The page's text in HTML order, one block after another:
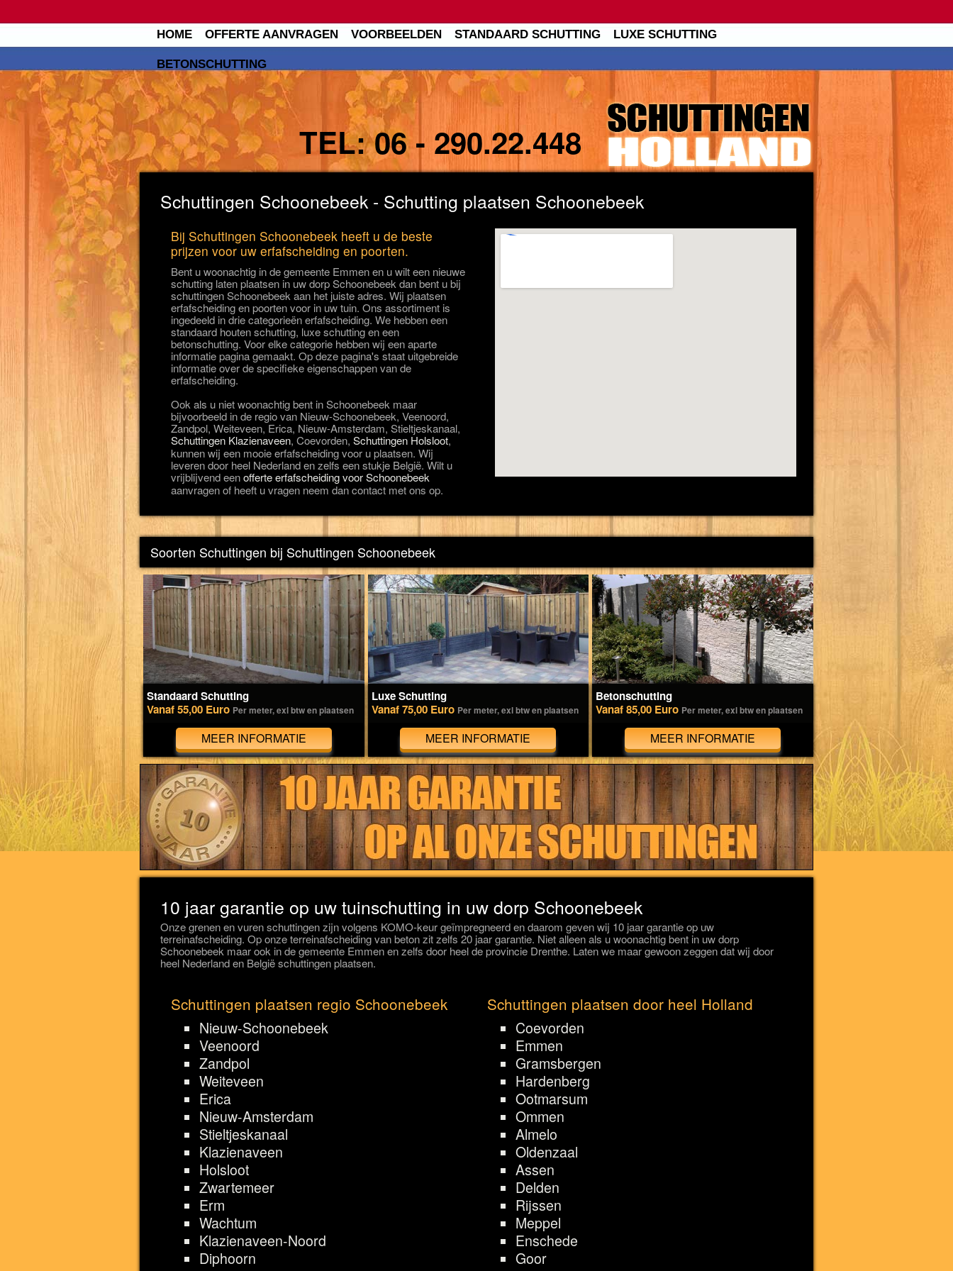
HOME OFFERTE AANVRAGEN VOORBEELDEN STANDAARD SCHUTTING LUXE SCHUTTING
BETONSCHUTTING
TEL:06 - 290.22.448
Schuttingen Schoonebeek - Schutting plaatsen Schoonebeek
Bij Schuttingen Schoonebeek heeft u de beste
prijzen voor uw erfafscheiding en poorten.
Bent u woonachtig in de gemeente Emmen en u wilt een nieuwe
schutting laten plaatsen in uw dorp Schoonebeek dan bent u bij
schuttingen Schoonebeek aan het juiste adres. Wij plaatsen
erfafscheiding en poorten voor in uw tuin. Ons assortiment is
ingedeeld in drie categorieën erfafscheiding. We hebben een
standaard houten schutting, luxe schutting en een
betonschutting. Voor elke categorie hebben wij een aparte
informatie pagina gemaakt. Op deze pagina's staat uitgebreide
informatie over de specifieke eigenschappen van de
erfafscheiding.
Ook als u niet woonachtig bent in Schoonebeek maar
bijvoorbeeld in de regio van Nieuw-Schoonebeek, Veenoord,
Zandpol, Weiteveen, Erica, Nieuw-Amsterdam, Stieltjeskanaal,
Schuttingen Klazienaveen, Coevorden, Schuttingen Holsloot,
kunnen wij een mooie erfafscheiding voor u plaatsen. Wij
leveren door heel Nederland en zelfs een stukje België. Wilt u
vrijblijvend eenofferte erfafscheiding voor Schoonebeek
aanvragen of heeft u vragen neem dan contact met ons op.
Soorten Schuttingen bij Schuttingen Schoonebeek
Standaard Schutting
Vanaf 55,00 Euro Per meter, exl btw en plaatsen
MEER INFORMATIE
Luxe Schutting
Vanaf 75,00 Euro Per meter, exl btw en plaatsen
MEER INFORMATIE
Betonschutting
Vanaf 85,00 Euro Per meter, exl btw en plaatsen
MEER INFORMATIE
10 jaar garantie op uw tuinschutting in uw dorp Schoonebeek
Onze grenen en vuren schuttingen zijn volgens KOMO-keur geïmpregneerd en daarom geven wij 10 jaar garantie op uw
terreinafscheiding. Op onze terreinafscheiding van beton zit zelfs 20 jaar garantie. Niet alleen als u woonachtig bent in uw dorp
Schoonebeek maar ook in de gemeente Emmen en zelfs door heel de provincie Drenthe. Laten we maar gewoon zeggen dat wij door
heel Nederland en België schuttingen plaatsen.
Schuttingen plaatsen regio Schoonebeek
Nieuw-Schoonebeek
Veenoord
Zandpol
Weiteveen
Erica
Nieuw-Amsterdam
Stieltjeskanaal
Klazienaveen
Holsloot
Zwartemeer
Erm
Wachtum
Klazienaveen-Noord
Diphoorn
Schuttingen plaatsen door heel Holland
Coevorden
Emmen
Gramsbergen
Hardenberg
Ootmarsum
Ommen
Almelo
Oldenzaal
Assen
Delden
Rijssen
Meppel
Enschede
Goor